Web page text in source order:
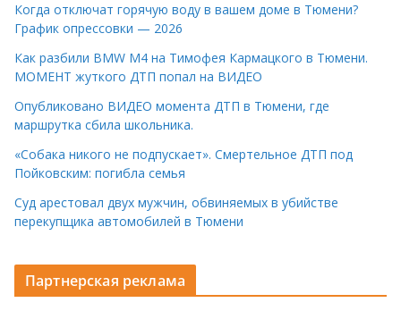
Когда отключат горячую воду в вашем доме в Тюмени?
График опрессовки — 2026
Как разбили BMW M4 на Тимофея Кармацкого в Тюмени.
МОМЕНТ жуткого ДТП попал на ВИДЕО
Опубликовано ВИДЕО момента ДТП в Тюмени, где
маршрутка сбила школьника.
«Собака никого не подпускает». Смертельное ДТП под
Пойковским: погибла семья
Суд арестовал двух мужчин, обвиняемых в убийстве
перекупщика автомобилей в Тюмени
Партнерская реклама